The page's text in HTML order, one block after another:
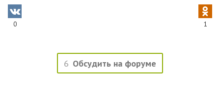
0 1
6 Обсудить на форуме